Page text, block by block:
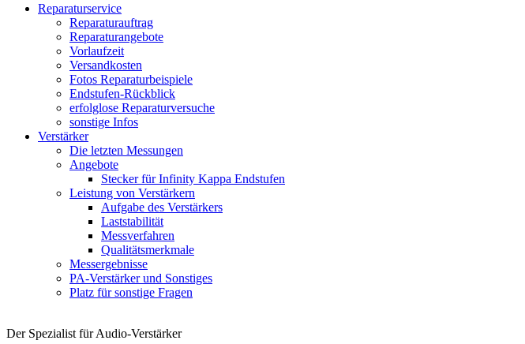
Reparaturservice
Reparaturauftrag
Reparaturangebote
Vorlaufzeit
Versandkosten
Fotos Reparaturbeispiele
Endstufen-Rückblick
erfolglose Reparaturversuche
sonstige Infos
Verstärker
Die letzten Messungen
Angebote
Stecker für Infinity Kappa Endstufen
Leistung von Verstärkern
Aufgabe des Verstärkers
Laststabilität
Messverfahren
Qualitätsmerkmale
Messergebnisse
PA-Verstärker und Sonstiges
Platz für sonstige Fragen
Der Spezialist für Audio-Verstärker